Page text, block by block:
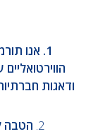
ודאגות
2. הטבה